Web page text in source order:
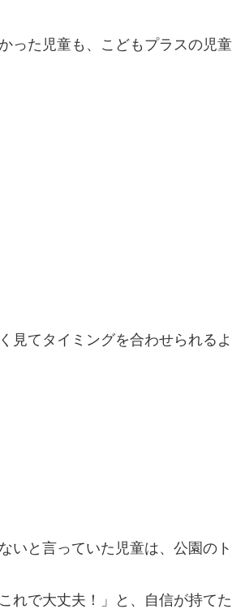
った児童も、こどもプラスの児
見てタイミングを合わせられる
いと言っていた児童は、公園の
れで大丈夫！」と、自信が持て